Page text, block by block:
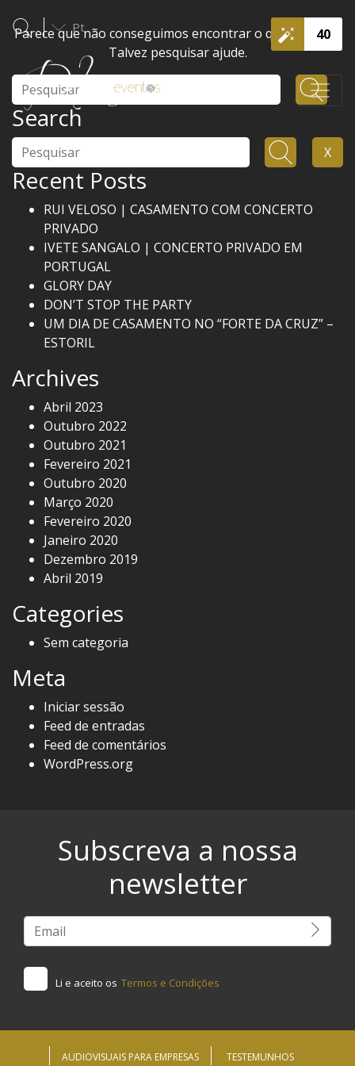
40
Pt
Parece que não conseguimos encontrar o que procura.
Talvez pesquisar ajude.
Search
Pesquisar X
Recent Posts
RUI VELOSO | CASAMENTO COM CONCERTO
PRIVADO
IVETE SANGALO | CONCERTO PRIVADO EM
PORTUGAL
GLORY DAY
DON’T STOP THE PARTY
UM DIA DE CASAMENTO NO “FORTE DA CRUZ” –
ESTORIL
Archives
Abril 2023
Outubro 2022
Outubro 2021
Fevereiro 2021
Outubro 2020
Março 2020
Fevereiro 2020
Janeiro 2020
Dezembro 2019
Abril 2019
Categories
Sem categoria
Meta
Iniciar sessão
Feed de entradas
Feed de comentários
WordPress.org
Subscreva a nossa
newsletter
Li e aceito os Termos e Condições
AUDIOVISUAIS PARA EMPRESAS TESTEMUNHOS